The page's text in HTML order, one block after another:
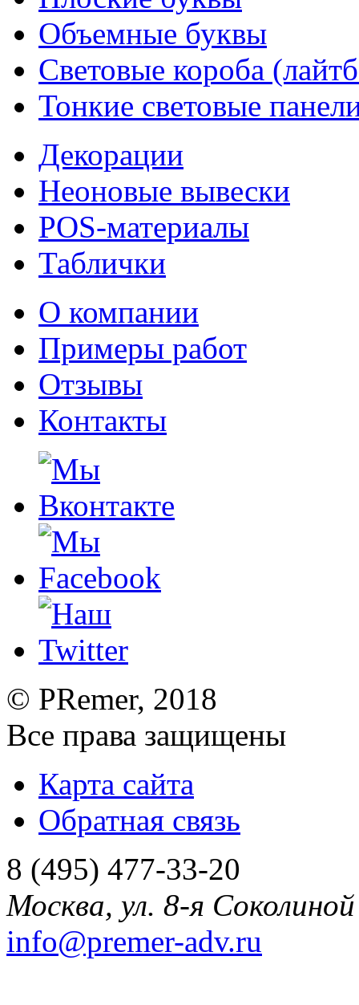
Объемные буквы
Световые короба
Тонкие световые
Декорации
Неоновые вывески
POS-материалы
Таблички
О компании
Примеры работ
Отзывы
Контакты
© PRemer, 2018
Все права защищены
Карта сайта
Обратная связь
8 (495) 477-33-20
Москва, ул. 8-я
info@premer-adv.ru